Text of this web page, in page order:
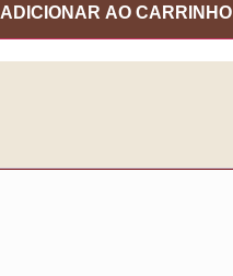
ADICIONAR AO CARRINHO